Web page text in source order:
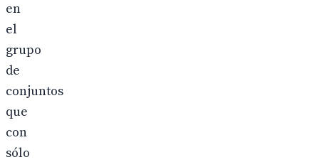
en
el
grupo
de
conjuntos
que
con
sólo